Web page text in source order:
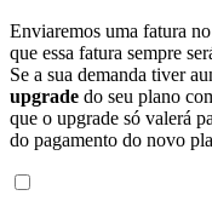
Enviaremos uma fatura
que essa fatura sempre
Se a sua demanda tiver
upgrade do seu plano
que o upgrade só valerá
do pagamento do novo